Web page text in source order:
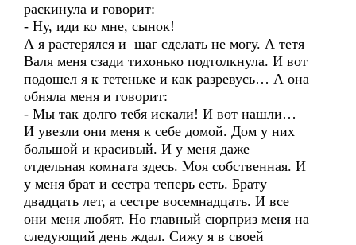
раскинула и говорит:
- Ну, иди ко мне, сынок!
А я растерялся и шаг сделать не могу. А тетя
Валя меня сзади тихонько подтолкнула. И вот
подошел я к тетеньке и как разревусь… А она
обняла меня и говорит:
- Мы так долго тебя искали! И вот нашли…
И увезли они меня к себе домой. Дом у них
большой и красивый. И у меня даже
отдельная комната здесь. Моя собственная. И
у меня брат и сестра теперь есть. Брату
двадцать лет, а сестре восемнадцать. И все
они меня любят. Но главный сюрприз меня на
следующий день ждал. Сижу я в своей